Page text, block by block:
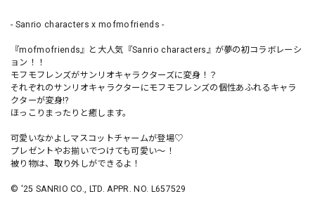
- Sanrio characters x mofmofriends -
『mofmofriends』と大人気『Sanrio characters』が夢の初コラボレーシ
ョン！！
モフモフレンズがサンリオキャラクターズに変身！？
それぞれのサンリオキャラクターにモフモフレンズの個性あふれるキャラ
クターが変身!?
ほっこりまったりと癒します。
可愛いなかよしマスコットチャームが登場♡
プレゼントやお揃いでつけても可愛い～！
被り物は、取り外しができるよ！
© '25 SANRIO CO., LTD. APPR. NO. L657529